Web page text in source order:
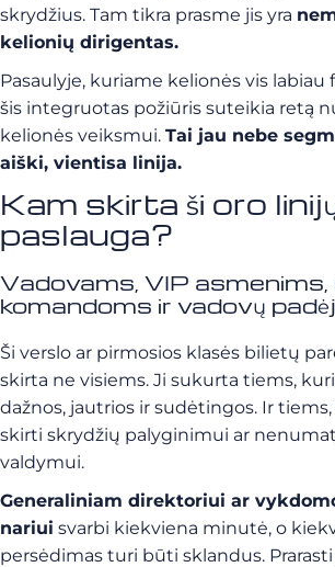
skrydžius. Tam tikra prasme jis yra
kelionių dirigentas.
Pasaulyje, kuriame kelionės vis
šis integruotas požiūris suteikia retą
kelionės veiksmui. Tai jau nebe
aiški, vientisa linija.
Kam skirta ši oro
paslauga?
Vadovams, VIP
komandoms ir vadovų
Ši verslo ar pirmosios klasės bilietų
skirta ne visiems. Ji sukurta tiems,
dažnos, jautrios ir sudėtingos. Ir
skirti skrydžių palyginimui ar
valdymui.
Generaliniam direktoriui ar
nariui svarbi kiekviena minutė, o
persėdimas turi būti sklandus.